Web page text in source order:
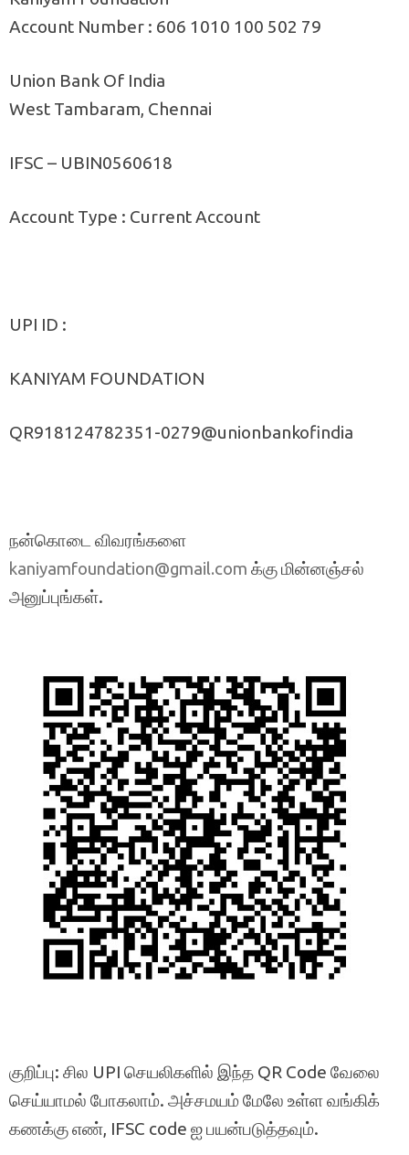
Account Number : 606 1010 100 502 79
Union Bank Of India
West Tambaram, Chennai
IFSC – UBIN0560618
Account Type : Current Account
UPI ID :
KANIYAM FOUNDATION
QR918124782351-0279@unionbankofindia
நன்கொடை விவரங்களை
kaniyamfoundation@gmail.com க்கு மின்னஞ்சல்
அனுப்புங்கள்.
குறிப்பு: சில UPI செயலிகளில் இந்த QR Code வேலை
செய்யாமல் போகலாம். அச்சமயம் மேலே உள்ள வங்கிக்
கணக்கு எண், IFSC code ஐ பயன்படுத்தவும்.